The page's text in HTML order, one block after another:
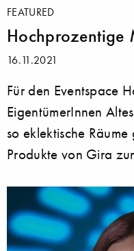
FEATURED
Hochprozentige
16.11.2021
Für den Eventspace
EigentümerInnen
so eklektische
Produkte von Gira